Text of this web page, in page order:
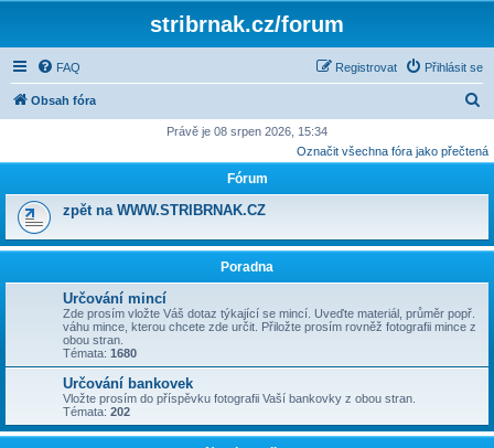
stribrnak.cz/forum
FAQ Přihlásit se
Registrovat
Obsah fóra
e
Právě je 08 srpen 2026, 15:34
Označit všechna fóra jako přečtená
Fórum
zpět na WWW.STRIBRNAK.CZ
Poradna
Určování mincí
Zde prosím vložte Váš dotaz týkající se mincí. Uveďte materiál, průměr popř.
váhu mince, kterou chcete zde určit. Přiložte prosím rovněž fotografii mince z
obou stran.
Témata: 1680
Určování bankovek
Vložte prosím do příspěvku fotografii Vaší bankovky z obou stran.
Témata: 202